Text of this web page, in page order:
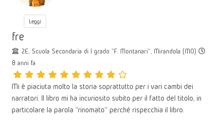
Leggi
fre
2E, Scuola Secondaria di I grado "F. Montanari", Mirandola (MO)
8 anni fa
Mi è piaciuta molto la storia soprattutto per i vari cambi dei
narratori. Il libro mi ha incuriosito subito per il fatto del titolo, in
particolare la parola "rinomato" perché rispecchia il libro.